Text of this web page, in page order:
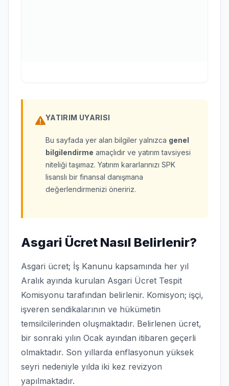
YATIRIM UYARISI
Bu sayfada yer alan bilgiler yalnızca genel
bilgilendirme amaçlıdır ve yatırım tavsiyesi
niteliği taşımaz. Yatırım kararlarınızı SPK
lisanslı bir finansal danışmana
değerlendirmenizi öneririz.
Asgari Ücret Nasıl Belirlenir?
Asgari ücret; İş Kanunu kapsamında her yıl
Aralık ayında kurulan Asgari Ücret Tespit
Komisyonu tarafından belirlenir. Komisyon; işçi,
işveren sendikalarının ve hükümetin
temsilcilerinden oluşmaktadır. Belirlenen ücret,
bir sonraki yılın Ocak ayından itibaren geçerli
olmaktadır. Son yıllarda enflasyonun yüksek
seyri nedeniyle yılda iki kez revizyon
yapılmaktadır.